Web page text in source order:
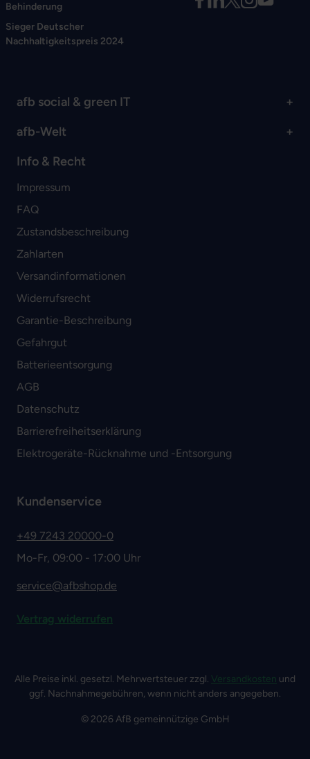
Behinderung
Sieger Deutscher
Nachhaltigkeitspreis 2024
afb social & green IT
afb-Welt
Info & Recht
Impressum
FAQ
Zustandsbeschreibung
Zahlarten
Versandinformationen
Widerrufsrecht
Garantie-Beschreibung
Gefahrgut
Batterieentsorgung
AGB
Datenschutz
Barrierefreiheitserklärung
Elektrogeräte-Rücknahme und -Entsorgung
Kundenservice
+49 7243 20000-0
Mo-Fr, 09:00 - 17:00 Uhr
service@afbshop.de
Vertrag widerrufen
Alle Preise inkl. gesetzl. Mehrwertsteuer zzgl. Versandkosten und
ggf. Nachnahmegebühren, wenn nicht anders angegeben.
© 2026 AfB gemeinnützige GmbH